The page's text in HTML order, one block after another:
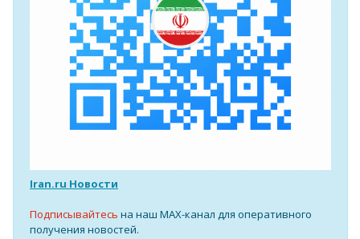
Iran.ru Новости
Подписывайтесь на наш MAX-канал для оперативного
получения новостей.